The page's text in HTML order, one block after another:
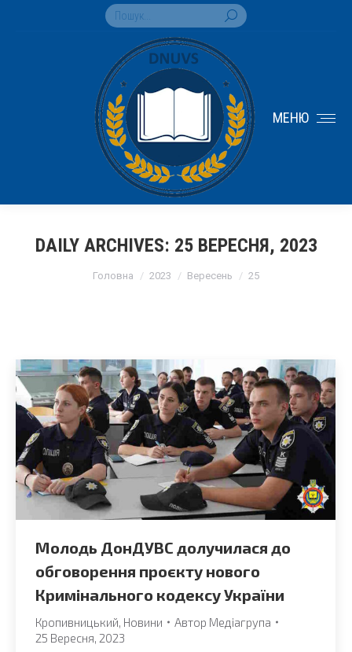
Search:
МЕНЮ
DAILY ARCHIVES: 25 ВЕРЕСНЯ, 2023
Головна 2023 Вересень 25
Молодь ДонДУВС долучилася до
обговорення проєкту нового
Кримінального кодексу України
Кропивницький Новини Автор Медіагрупа
25 Вересня, 2023